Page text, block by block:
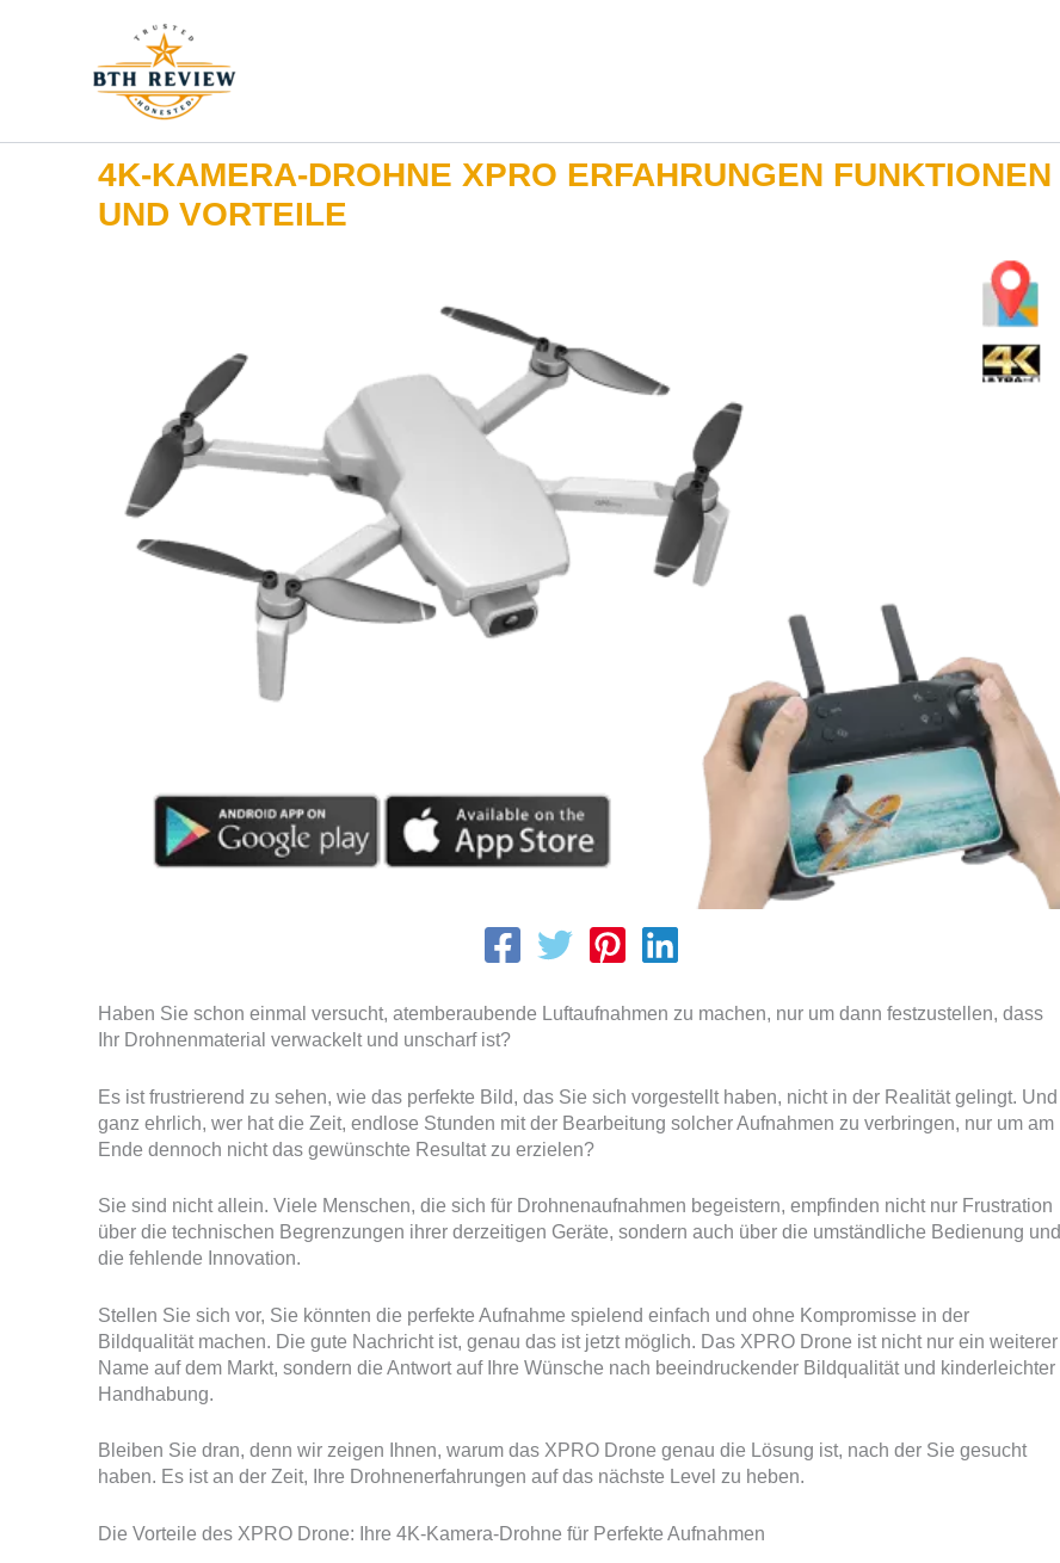
4K-KAMERA-DROHNE XPRO ERFAHRUNGEN FUNKTIONEN
UND VORTEILE
Haben Sie schon einmal versucht, atemberaubende Luftaufnahmen zu machen, nur um dann festzustellen, dass
Ihr Drohnenmaterial verwackelt und unscharf ist?
Es ist frustrierend zu sehen, wie das perfekte Bild, das Sie sich vorgestellt haben, nicht in der Realität gelingt. Und
ganz ehrlich, wer hat die Zeit, endlose Stunden mit der Bearbeitung solcher Aufnahmen zu verbringen, nur um am
Ende dennoch nicht das gewünschte Resultat zu erzielen?
Sie sind nicht allein. Viele Menschen, die sich für Drohnenaufnahmen begeistern, empfinden nicht nur Frustration
über die technischen Begrenzungen ihrer derzeitigen Geräte, sondern auch über die umständliche Bedienung und
die fehlende Innovation.
Stellen Sie sich vor, Sie könnten die perfekte Aufnahme spielend einfach und ohne Kompromisse in der
Bildqualität machen. Die gute Nachricht ist, genau das ist jetzt möglich. Das XPRO Drone ist nicht nur ein weiterer
Name auf dem Markt, sondern die Antwort auf Ihre Wünsche nach beeindruckender Bildqualität und kinderleichter
Handhabung.
Bleiben Sie dran, denn wir zeigen Ihnen, warum das XPRO Drone genau die Lösung ist, nach der Sie gesucht
haben. Es ist an der Zeit, Ihre Drohnenerfahrungen auf das nächste Level zu heben.
Die Vorteile des XPRO Drone: Ihre 4K-Kamera-Drohne für Perfekte Aufnahmen